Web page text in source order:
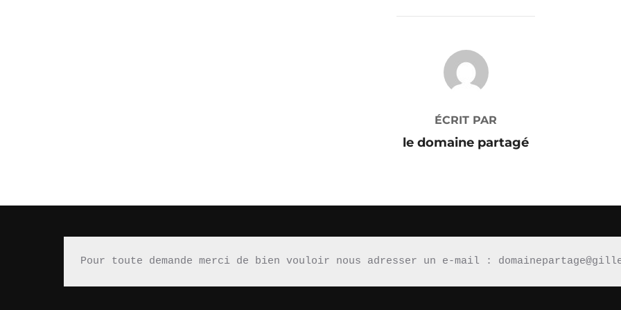
AUTEUR DE LA PUBLICATION
ÉCRIT PAR
le domaine partagé
Pour toute demande merci de bien vouloir nous adresser un e-mail :